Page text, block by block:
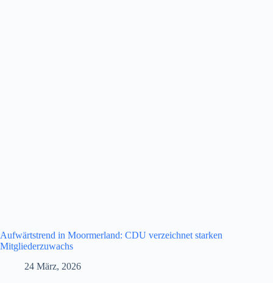
Aufwärtstrend in Moormerland: CDU verzeichnet starken
Mitgliederzuwachs
24 März, 2026